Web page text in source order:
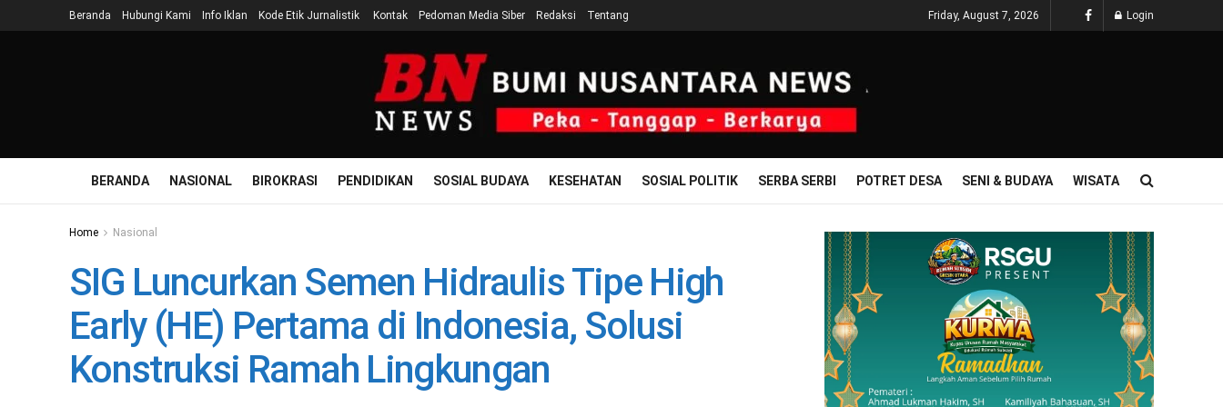
Beranda Hubungi Kami Info Iklan Kode Etik Jurnalistik Kontak Pedoman Media Siber Redaksi Tentang Friday, August 7, 2026 Login
BERANDA NASIONAL BIROKRASI PENDIDIKAN SOSIAL BUDAYA KESEHATAN SOSIAL POLITIK SERBA SERBI POTRET DESA SENI & BUDAYA WISATA
Home Nasional
SIG Luncurkan Semen Hidraulis Tipe High
Early (HE) Pertama di Indonesia, Solusi
Konstruksi Ramah Lingkungan